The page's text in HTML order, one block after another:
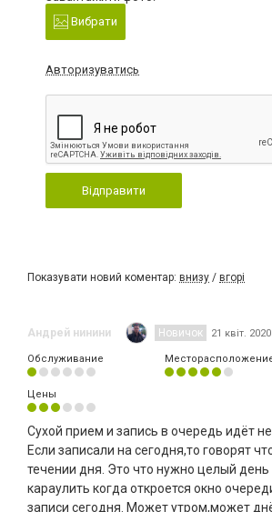
Вибрати
Авторизуватись
Відправити
Показувати новий коментар: внизу / вгорі
Андрей нинини Новичок 21 квіт.
Обслуживание
Цены
Сухой прием и запись в очередь идёт
Если записали на сегодня,то говорят
течении дня. Это что нужно целый день
караулить когда откроется окно
записи сегодня. Может утром,может